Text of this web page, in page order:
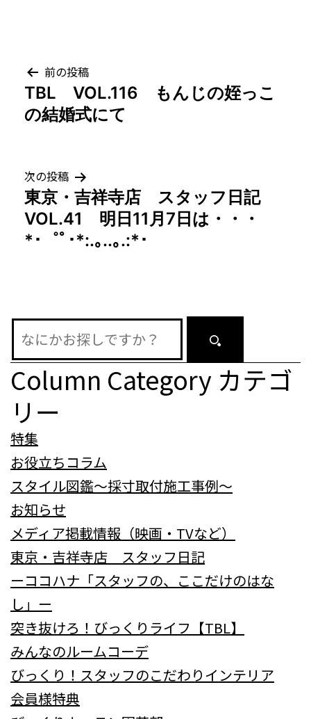
投
稿
ビ
ゲ
ー
ン
前の投稿
TBL VOL.116 もんじの姪っこ
の結婚式にて
次の投稿
東京・吉祥寺店 スタッフ日記
VOL.41 明日11月7日は・・・
*･゜ﾟ･*:.｡..｡.:*･
Column Category カテゴ
リー
特集
お役立ちコラム
スタイル図鑑～採寸取付施工事例～
お知らせ
メディア掲載情報（映画・TVなど）
東京・吉祥寺店 スタッフ日記
ーココハナ「スタッフの、ここだけのはな
し」ー
突き抜けろ！びっくりライフ【TBL】
みんなのルームコーデ
びっくり！スタッフのこだわりインテリア
会員様特典